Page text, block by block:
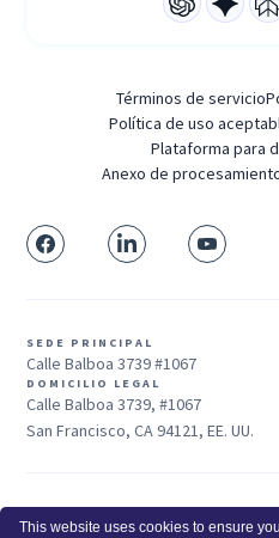
This website uses cookies to ensure
Términos de servicio
Política de uso
Plataforma para
Anexo de
SEDE PRINCIPAL
Calle Balboa 3739 #1067
DOMICILIO LEGAL
Calle Balboa 3739, #1067
San Francisco, CA 94121, EE. UU.
Ventas: +1 415-704-3737